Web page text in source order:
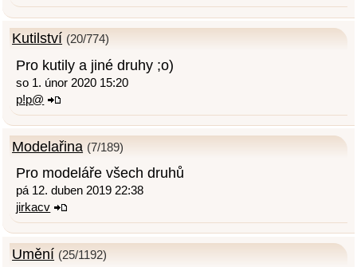
Kutilství (20/774)
Pro kutily a jiné druhy ;o)
so 1. únor 2020 15:20
p!p@
Modelařina (7/189)
Pro modeláře všech druhů
pá 12. duben 2019 22:38
jirkacv
Umění (25/1192)